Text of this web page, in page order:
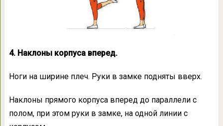
4. Наклоны корпуса вперед.
Ноги на ширине плеч. Руки в замке подняты вверх.
Наклоны прямого корпуса вперед до параллели с
полом, при этом руки в замке, на одной линии с